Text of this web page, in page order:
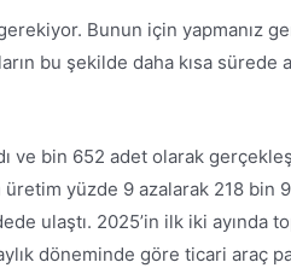
Bunun için yapmanız
bu şekilde daha kısa
ve bin 652 adet olarak
yüzde 9 azalarak 218 bin
ulaştı. 2025’in ilk iki ayında
döneminde göre ticari araç